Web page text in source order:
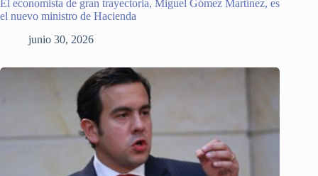
El economista de gran trayectoria, Miguel Gómez Martínez, es
el nuevo ministro de Hacienda
junio 30, 2026